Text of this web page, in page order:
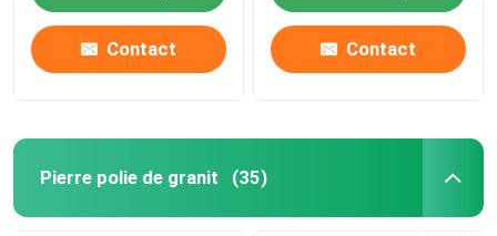
Contact Contact
Pierre polie de granit (35)